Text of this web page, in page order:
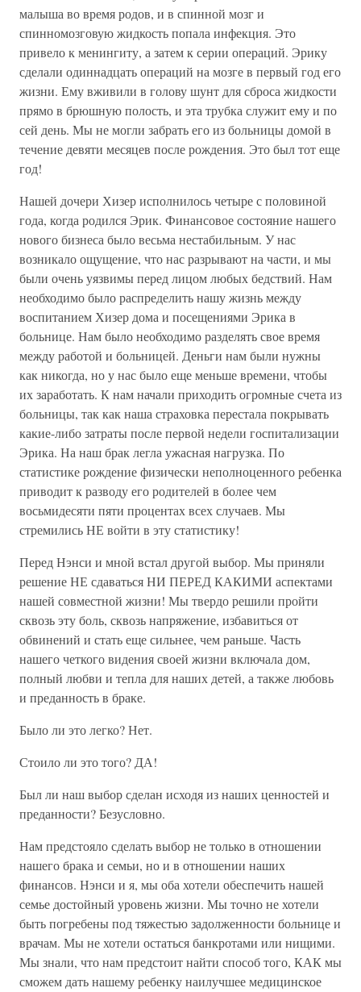
малыша во время родов, и в спинной мозг и
спинномозговую жидкость попала инфекция. Это
привело к менингиту, а затем к серии операций. Эрику
сделали одиннадцать операций на мозге в первый год его
жизни. Ему вживили в голову шунт для сброса жидкости
прямо в брюшную полость, и эта трубка служит ему и по
сей день. Мы не могли забрать его из больницы домой в
течение девяти месяцев после рождения. Это был тот еще
год!
Нашей дочери Хизер исполнилось четыре с половиной
года, когда родился Эрик. Финансовое состояние нашего
нового бизнеса было весьма нестабильным. У нас
возникало ощущение, что нас разрывают на части, и мы
были очень уязвимы перед лицом любых бедствий. Нам
необходимо было распределить нашу жизнь между
воспитанием Хизер дома и посещениями Эрика в
больнице. Нам было необходимо разделять свое время
между работой и больницей. Деньги нам были нужны
как никогда, но у нас было еще меньше времени, чтобы
их заработать. К нам начали приходить огромные счета из
больницы, так как наша страховка перестала покрывать
какие-либо затраты после первой недели госпитализации
Эрика. На наш брак легла ужасная нагрузка. По
статистике рождение физически неполноценного ребенка
приводит к разводу его родителей в более чем
восьмидесяти пяти процентах всех случаев. Мы
стремились НЕ войти в эту статистику!
Перед Нэнси и мной встал другой выбор. Мы приняли
решение НЕ сдаваться НИ ПЕРЕД КАКИМИ аспектами
нашей совместной жизни! Мы твердо решили пройти
сквозь эту боль, сквозь напряжение, избавиться от
обвинений и стать еще сильнее, чем раньше. Часть
нашего четкого видения своей жизни включала дом,
полный любви и тепла для наших детей, а также любовь
и преданность в браке.
Было ли это легко? Нет.
Стоило ли это того? ДА!
Был ли наш выбор сделан исходя из наших ценностей и
преданности? Безусловно.
Нам предстояло сделать выбор не только в отношении
нашего брака и семьи, но и в отношении наших
финансов. Нэнси и я, мы оба хотели обеспечить нашей
семье достойный уровень жизни. Мы точно не хотели
быть погребены под тяжестью задолженности больнице и
врачам. Мы не хотели остаться банкротами или нищими.
Мы знали, что нам предстоит найти способ того, КАК мы
сможем дать нашему ребенку наилучшее медицинское